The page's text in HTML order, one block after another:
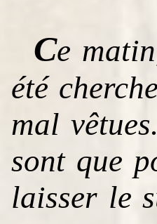
Ce
été
mal
sont que
laisser le